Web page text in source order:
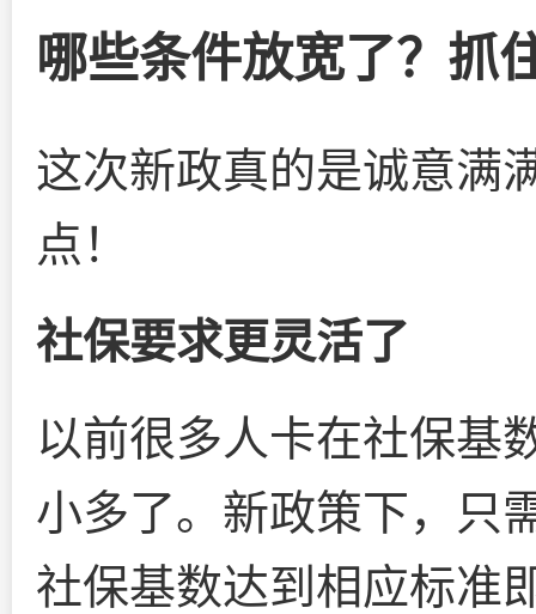
哪些条件放宽了？抓
这次新政真的是诚意满
点！
社保要求更灵活了
以前很多人卡在社保基
小多了。新政策下，只
社保基数达到相应标准